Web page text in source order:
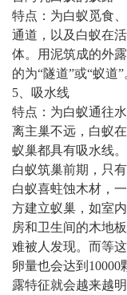
特点：为白蚁觅食
通道，以及白蚁在
体。用泥筑成的外
的为“隧道”或“蚁道”
5、吸水线
特点：为白蚁通往
离主巢不远，白蚁
蚁巢都具有吸水线。
白蚁筑巢前期，只
白蚁喜蛀蚀木材，
方建立蚁巢，如室
房和卫生间的木地
难被人发现。而等
卵量也会达到
露特征就会越来越